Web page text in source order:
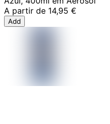
A partir de 14,95 €
Add